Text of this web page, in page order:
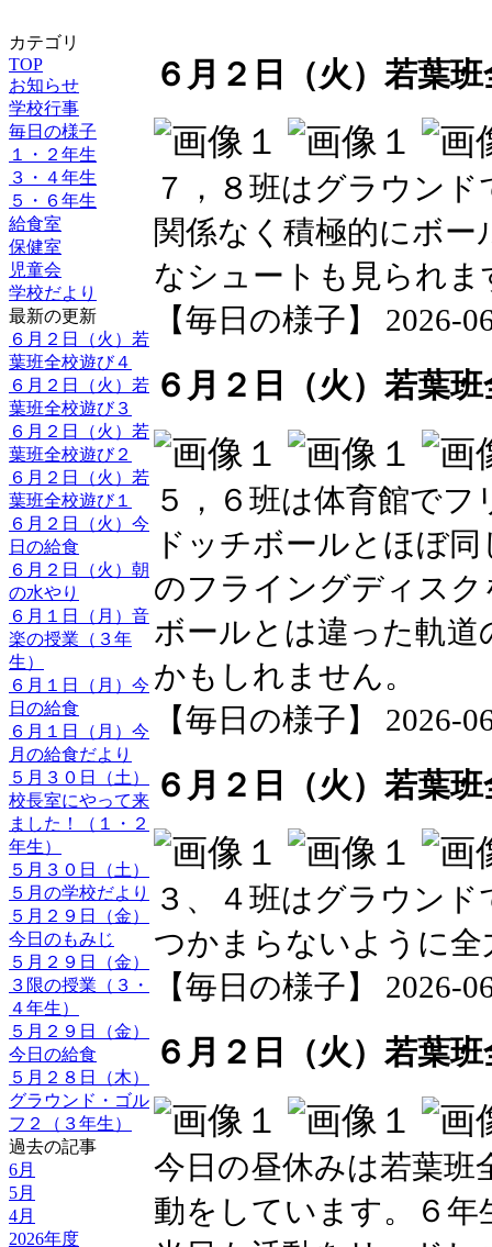
カテゴリ
TOP
お知らせ
学校行事
毎日の様子
１・２年生
３・４年生
５・６年生
給食室
保健室
児童会
学校だより
最新の更新
６月２日（火）若
葉班全校遊び４
６月２日（火）若
葉班全校遊び３
６月２日（火）若
葉班全校遊び２
６月２日（火）若
葉班全校遊び１
６月２日（火）今
日の給食
６月２日（火）朝
の水やり
６月１日（月）音
楽の授業（３年
生）
６月１日（月）今
日の給食
６月１日（月）今
月の給食だより
５月３０日（土）
校長室にやって来
ました！（１・２
年生）
５月３０日（土）
５月の学校だより
５月２９日（金）
今日のもみじ
５月２９日（金）
３限の授業（３・
４年生）
５月２９日（金）
今日の給食
５月２８日（木）
グラウンド・ゴル
フ２（３年生）
過去の記事
6月
5月
4月
2026年度
６月２日（火）若葉
７，８班はグラウン
関係なく積極的にボ
なシュートも見られま
【毎日の様子】 2026-
６月２日（火）若葉
５，６班は体育館で
ドッチボールとほぼ
のフライングディス
ボールとは違った軌
かもしれません。
【毎日の様子】 2026-
６月２日（火）若葉
３、４班はグラウン
つかまらないように
【毎日の様子】 2026-
６月２日（火）若葉
今日の昼休みは若葉班
動をしています。６